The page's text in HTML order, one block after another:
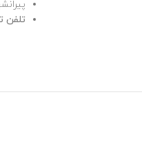
تلفن تماس: